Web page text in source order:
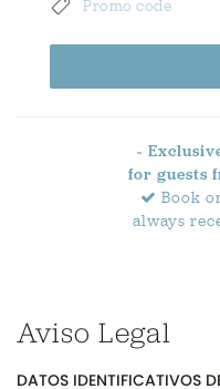
~
for guests
Book
always
Aviso Legal
DATOS IDENTIFICATIVOS